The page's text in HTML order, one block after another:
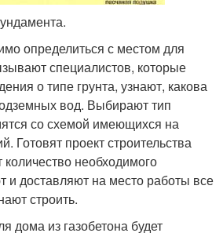
определиться с местом для
специалистов, которые
о типе грунта, узнают, какова
вод. Выбирают тип
со схемой имеющихся на
Готовят проект строительства
необходимого
и доставляют на место работы все
строить.
дома из газобетона будет